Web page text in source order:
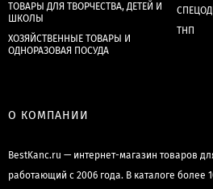
ТОВАРЫ ДЛЯ ТВОРЧЕСТВА, ДЕТЕЙ И
ШКОЛЫ
ХОЗЯЙСТВЕННЫЕ ТОВАРЫ И
ОДНОРАЗОВАЯ ПОСУДА
ТНП
О КОМПАНИИ
BestKanc.ru — интернет-магазин товаров
работающий с 2006 года. В каталоге более